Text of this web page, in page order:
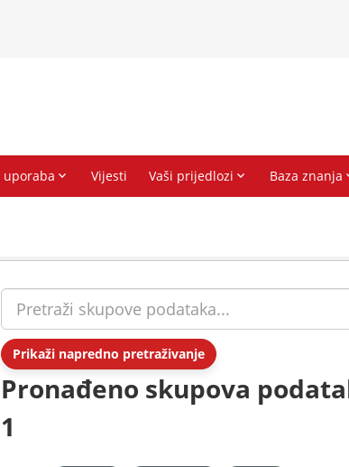
Prikaži napredno pretraživanje
Pronađeno skupova
1